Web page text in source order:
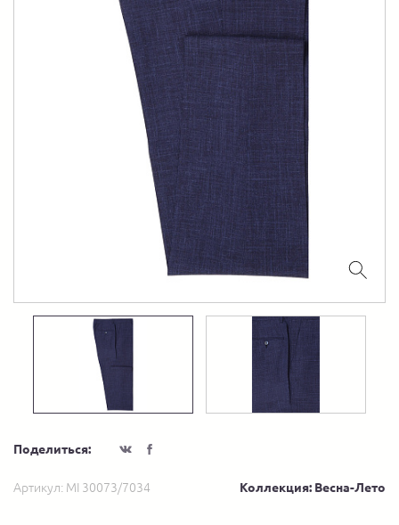
Поделиться:
Артикул: MI 30073/7034 Коллекция: Весна-Лето